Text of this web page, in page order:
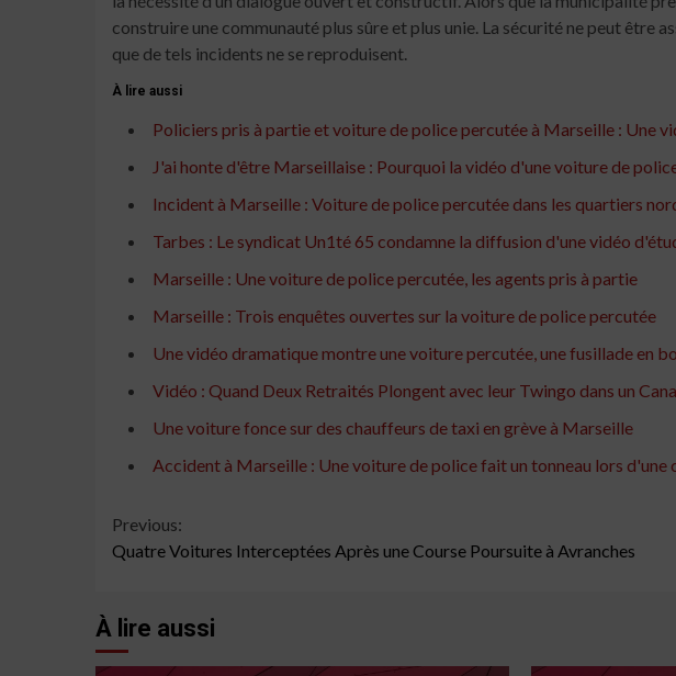
construire une communauté plus sûre et plus unie. La sécurité ne peut être
que de tels incidents ne se reproduisent.
À lire aussi
Policiers pris à partie et voiture de police percutée à Marseille : Une
J'ai honte d'être Marseillaise : Pourquoi la vidéo d'une voiture de
Incident à Marseille : Voiture de police percutée dans les quartiers
Tarbes : Le syndicat Un1té 65 condamne la diffusion d'une vidéo
Marseille : Une voiture de police percutée, les agents pris à partie
Marseille : Trois enquêtes ouvertes sur la voiture de police percutée
Une vidéo dramatique montre une voiture percutée, une fusillade en
Vidéo : Quand Deux Retraités Plongent avec leur Twingo dans un
Une voiture fonce sur des chauffeurs de taxi en grève à Marseille
Accident à Marseille : Une voiture de police fait un tonneau lors d'une
Continue
Reading
Previous:
Quatre Voitures Interceptées Après une Course Poursuite à Avranches
À lire aussi